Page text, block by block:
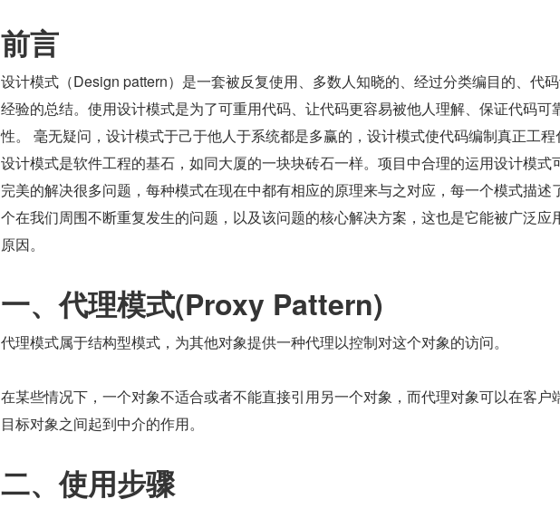
前言
设计模式（Design pattern）是一套被反复使用、多数人知晓的、经过分类编目的、代
经验的总结。使用设计模式是为了可重用代码、让代码更容易被他人理解、保证代码可
性。 毫无疑问，设计模式于己于他人于系统都是多赢的，设计模式使代码编制真正工程
设计模式是软件工程的基石，如同大厦的一块块砖石一样。项目中合理的运用设计模式
完美的解决很多问题，每种模式在现在中都有相应的原理来与之对应，每一个模式描述
个在我们周围不断重复发生的问题，以及该问题的核心解决方案，这也是它能被广泛应
原因。
一、代理模式(Proxy Pattern)
代理模式属于结构型模式，为其他对象提供一种代理以控制对这个对象的访问。
在某些情况下，一个对象不适合或者不能直接引用另一个对象，而代理对象可以在客户
目标对象之间起到中介的作用。
二、使用步骤